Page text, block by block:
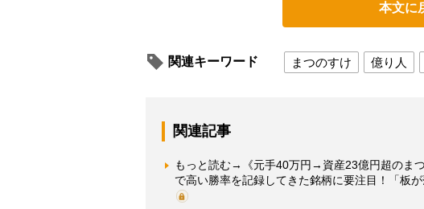
本文に
関連キーワード まつのすけ 億り人
関連記事
もっと読む→《元手40万円→資産23億円超のま
で高い勝率を記録してきた銘柄に要注目！「板